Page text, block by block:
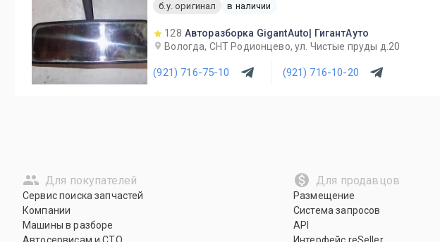
б.у. оригинал
в наличии
128 Авторазборка GigantAuto| ГигантАуто
Вологда, СНТ Родионцево, ул. Чистые пруды д.20
(921) 716-75-10 (921) 716-10-20
Для покупателей
Сервис поиска запчастей
Компании
Машины в разборе
Для продавцов
Размещение
Система запросов
API